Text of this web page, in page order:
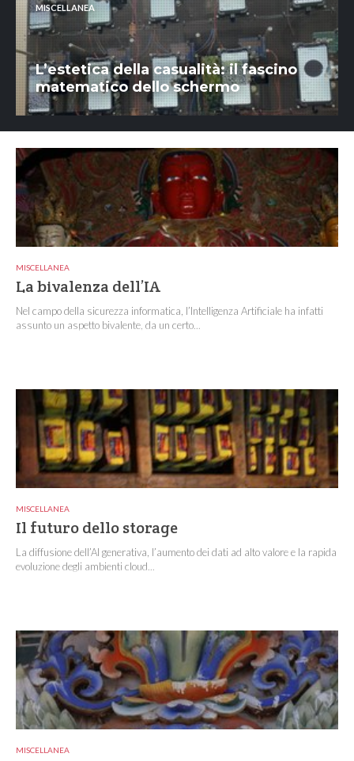
MISCELLANEA
L’estetica della casualità: il fascino
matematico dello schermo
MISCELLANEA
La bivalenza dell’IA
Nel campo della sicurezza informatica, l’Intelligenza Artificiale ha infatti
assunto un aspetto bivalente, da un certo...
MISCELLANEA
Il futuro dello storage
La diffusione dell’AI generativa, l’aumento dei dati ad alto valore e la rapida
evoluzione degli ambienti cloud...
MISCELLANEA